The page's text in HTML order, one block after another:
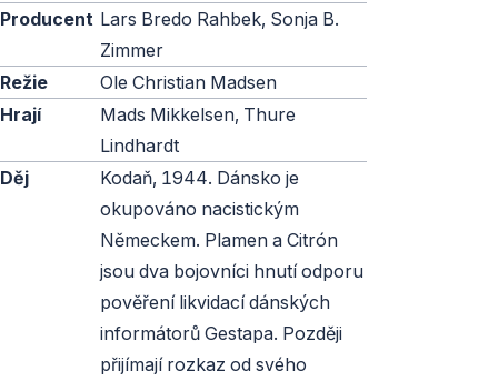
Producent Lars Bredo Rahbek, Sonja B.
Zimmer
Režie
Ole Christian Madsen
Hrají
Mads Mikkelsen, Thure
Lindhardt
Děj
Kodaň, 1944. Dánsko je
okupováno nacistickým
Německem. Plamen a Citrón
jsou dva bojovníci hnutí odporu
pověření likvidací dánských
informátorů Gestapa. Později
přijímají rozkaz od svého